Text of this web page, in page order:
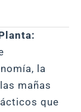
la
mañas
que